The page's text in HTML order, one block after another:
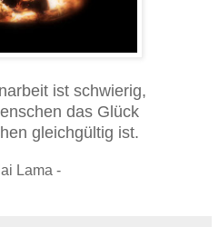
ist schwierig,
das Glück
gleichgültig ist.
Lama -